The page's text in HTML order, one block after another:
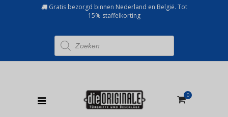
Gratis bezorgd binnen Nederland en België. Tot
15% staffelkorting
Producten
zoeken
0